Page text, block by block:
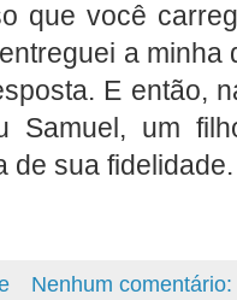
que você
a minha
E então,
Samuel, um
de sua fidelidade.
Nenhum comentário: